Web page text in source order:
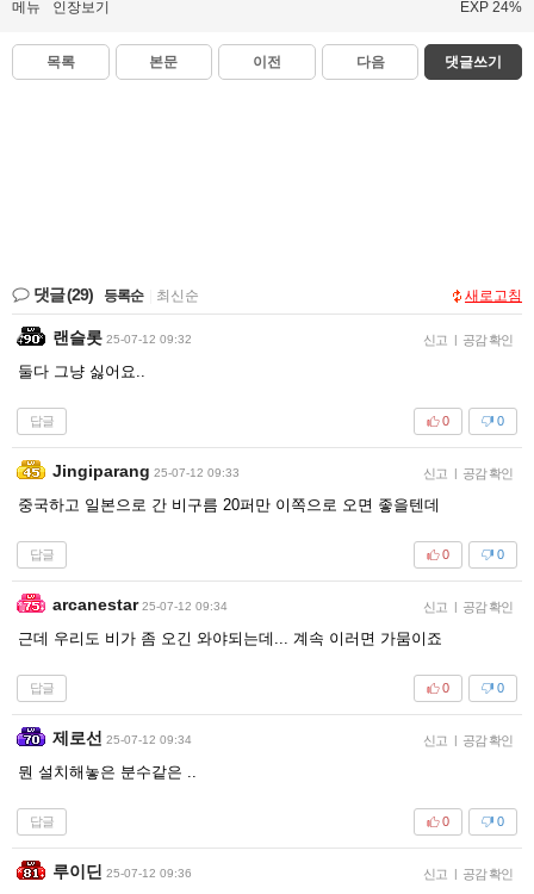
메뉴 인장보기 EXP 24%
목록 본문 이전 다음 댓글쓰기
댓글(29) 등록순 최신순 새로고침
랜슬롯 25-07-12 09:32 신고 | 공감 확인
둘다 그냥 싫어요..
답글 0
0
Jingiparang 25-07-12 09:33 신고 | 공감 확인
중국하고 일본으로 간 비구름 20퍼만 이쪽으로 오면 좋을텐데
답글 0
0
arcanestar 25-07-12 09:34 신고 | 공감 확인
근데 우리도 비가 좀 오긴 와야되는데... 계속 이러면 가뭄이죠
답글 0
0
제로선 25-07-12 09:34 신고 | 공감 확인
뭔 설치해놓은 분수같은 ..
답글 0
0
루이딘 25-07-12 09:36 신고 | 공감 확인